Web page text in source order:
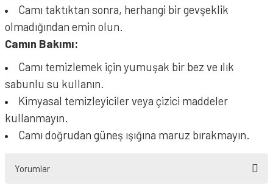
Camı taktıktan sonra, herhangi bir gevşeklik
olmadığından emin olun.
Camın Bakımı:
Camı temizlemek için yumuşak bir bez ve ılık
sabunlu su kullanın.
Kimyasal temizleyiciler veya çizici maddeler
kullanmayın.
Camı doğrudan güneş ışığına maruz bırakmayın.
Yorumlar